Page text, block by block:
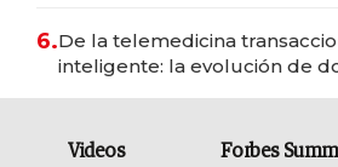
6.De la telemedicina
inteligente: la evolución de
Videos Forbes